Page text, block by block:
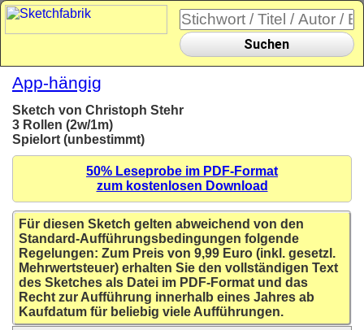
Suchen
App-hängig
Sketch von Christoph Stehr
3 Rollen (2w/1m)
Spielort (unbestimmt)
50% Leseprobe im PDF-Format
zum kostenlosen Download
Für diesen Sketch gelten abweichend von den
Standard-Aufführungsbedingungen folgende
Regelungen: Zum Preis von 9,99 Euro (inkl. gesetzl.
Mehrwertsteuer) erhalten Sie den vollständigen Text
des Sketches als Datei im PDF-Format und das
Recht zur Aufführung innerhalb eines Jahres ab
Kaufdatum für beliebig viele Aufführungen.